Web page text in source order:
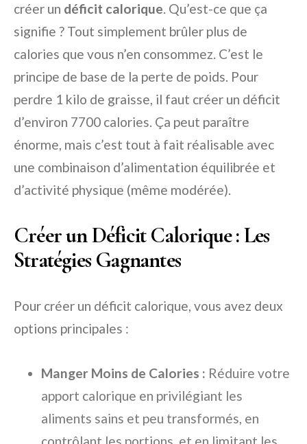
créer un déficit calorique. Qu’est-ce que ça
signifie ? Tout simplement brûler plus de
calories que vous n’en consommez. C’est le
principe de base de la perte de poids. Pour
perdre 1 kilo de graisse, il faut créer un déficit
d’environ 7700 calories. Ça peut paraître
énorme, mais c’est tout à fait réalisable avec
une combinaison d’alimentation équilibrée et
d’activité physique (même modérée).
Créer un Déficit Calorique : Les
Stratégies Gagnantes
Pour créer un déficit calorique, vous avez deux
options principales :
Manger Moins de Calories : Réduire votre
apport calorique en privilégiant les
aliments sains et peu transformés, en